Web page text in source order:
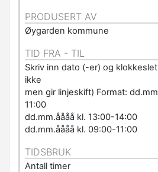
PRODUSERT AV
Øygarden kommune
TID FRA - TIL
Skriv inn dato (-er) og
ikke
men gir linjeskift) Format:
11:00
dd.mm.åååå kl. 13:00-14:00
dd.mm.åååå kl. 09:00-11:00
TIDSBRUK
Antall timer